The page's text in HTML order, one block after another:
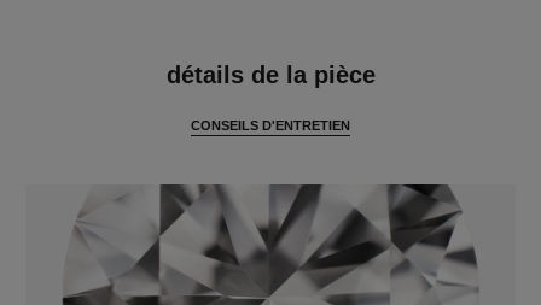
détails de la pièce
CONSEILS D'ENTRETIEN